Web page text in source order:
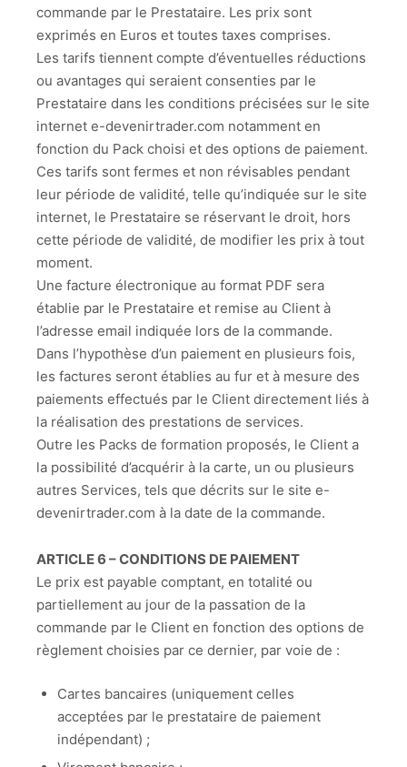
commande par le Prestataire. Les prix sont
exprimés en Euros et toutes taxes comprises.
Les tarifs tiennent compte d’éventuelles réductions
ou avantages qui seraient consenties par le
Prestataire dans les conditions précisées sur le site
internet e-devenirtrader.com notamment en
fonction du Pack choisi et des options de paiement.
Ces tarifs sont fermes et non révisables pendant
leur période de validité, telle qu’indiquée sur le site
internet, le Prestataire se réservant le droit, hors
cette période de validité, de modifier les prix à tout
moment.
Une facture électronique au format PDF sera
établie par le Prestataire et remise au Client à
l’adresse email indiquée lors de la commande.
Dans l’hypothèse d’un paiement en plusieurs fois,
les factures seront établies au fur et à mesure des
paiements effectués par le Client directement liés à
la réalisation des prestations de services.
Outre les Packs de formation proposés, le Client a
la possibilité d’acquérir à la carte, un ou plusieurs
autres Services, tels que décrits sur le site e-
devenirtrader.com à la date de la commande.
ARTICLE 6 – CONDITIONS DE PAIEMENT
Le prix est payable comptant, en totalité ou
partiellement au jour de la passation de la
commande par le Client en fonction des options de
règlement choisies par ce dernier, par voie de :
Cartes bancaires (uniquement celles
acceptées par le prestataire de paiement
indépendant) ;